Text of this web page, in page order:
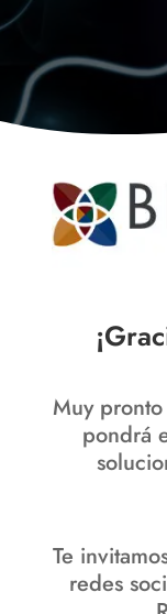
Muy
pondrá
Te
redes